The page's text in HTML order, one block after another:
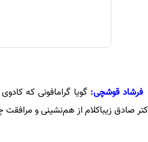
فرشاد قوشچی:گویا گرامافونی که
صادق زیبا‌کلام از هم‌نشینی و